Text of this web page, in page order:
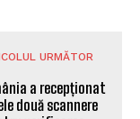
URMĂTOR